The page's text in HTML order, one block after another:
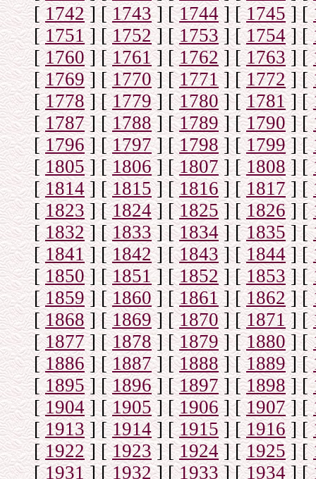
[1742] [1743] [1744] [1745] [
[1751] [1752] [1753] [1754] [
[1760] [1761] [1762] [1763] [
[1769] [1770] [1771] [1772] [
[1778] [1779] [1780] [1781] [
[1787] [1788] [1789] [1790] [
[1796] [1797] [1798] [1799] [
[1805] [1806] [1807] [1808] [
[1814] [1815] [1816] [1817] [
[1823] [1824] [1825] [1826] [
[1832] [1833] [1834] [1835] [
[1841] [1842] [1843] [1844] [
[1850] [1851] [1852] [1853] [
[1859] [1860] [1861] [1862] [
[1868] [1869] [1870] [1871] [
[1877] [1878] [1879] [1880] [
[1886] [1887] [1888] [1889] [
[ 1895] [1896] [1897] [1898] [
[1904] [1905] [1906] [1907] [
[1913] [1914] [1915 ] [1916] [
[1922] [1923] [1924] [1925] [
[1931] [1932] [1933] [1934] [